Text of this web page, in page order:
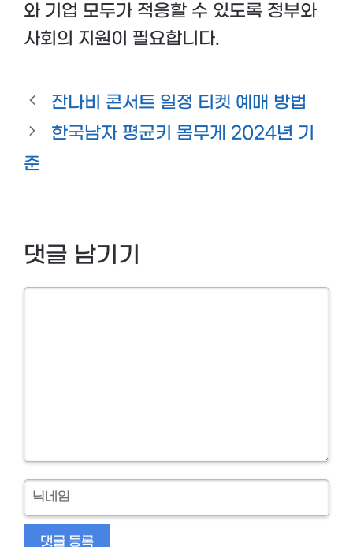
와 기업 모두가 적응할 수 있도록 정부와
사회의 지원이 필요합니다.
잔나비 콘서트 일정 티켓 예매 방법
한국남자 평균키 몸무게 2024년 기
준
댓글 남기기
닉
네